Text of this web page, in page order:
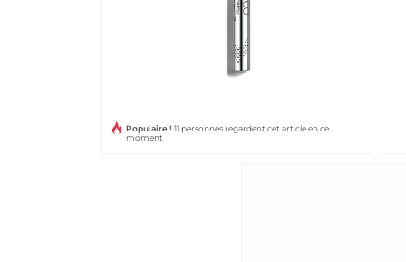
Populaire ! 11 personnes regardent cet article en ce
moment